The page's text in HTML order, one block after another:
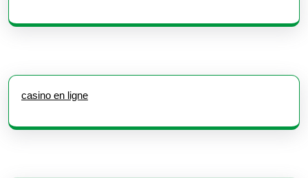
casino en ligne